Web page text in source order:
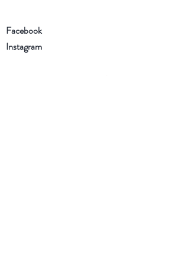
Facebook
Instagram